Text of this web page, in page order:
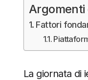
Fattori
La giornata di